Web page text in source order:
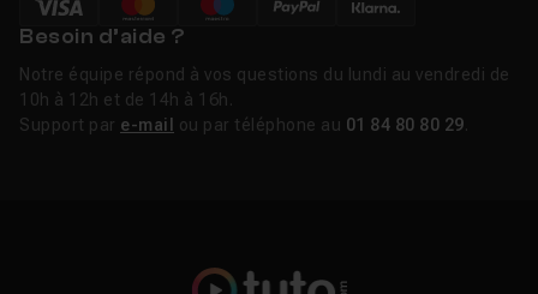
Besoin d’aide ?
Notre équipe répond à vos questions du lundi au vendredi de
10h à 12h et de 14h à 16h.
Support par e-mail ou par téléphone au 01 84 80 80 29